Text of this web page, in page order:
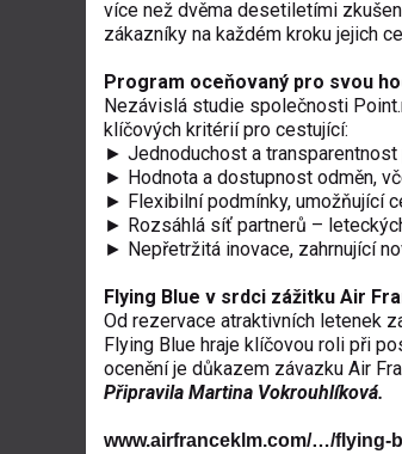
více než dvěma desetiletími
zákazníky na každém kroku jejich
Program oceňovaný pro svou
Nezávislá studie společnosti
klíčových kritérií pro cestující:
► Jednoduchost a
► Hodnota a dostupnost odměn,
► Flexibilní podmínky, umožňující
► Rozsáhlá síť partnerů –
► Nepřetržitá inovace, zahrnující
Flying Blue v srdci zážitku Air
Od rezervace atraktivních letenek
Flying Blue hraje klíčovou roli při
ocenění je důkazem závazku Air
Připravila Martina Vokrouhlíková.
www.airfranceklm.com/…/flying-